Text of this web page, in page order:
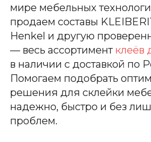
мире мебельных
продаем составы
Henkel и другую
— весь ассортимент клеёв
в наличии с доставкой по
Помогаем подобрать
решения для склейки
надежно, быстро и без
проблем.